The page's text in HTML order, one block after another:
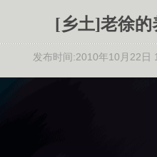
[乡土]老徐的
发布时间:2010年10月22日